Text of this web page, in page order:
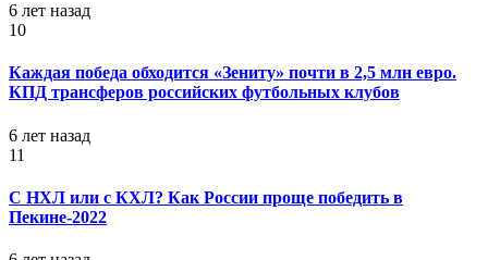
6 лет назад
10
Каждая победа обходится «Зениту» почти в 2,5 млн евро.
КПД трансферов российских футбольных клубов
6 лет назад
11
С НХЛ или с КХЛ? Как России проще победить в
Пекине-2022